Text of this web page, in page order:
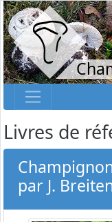
Livres de
par J.